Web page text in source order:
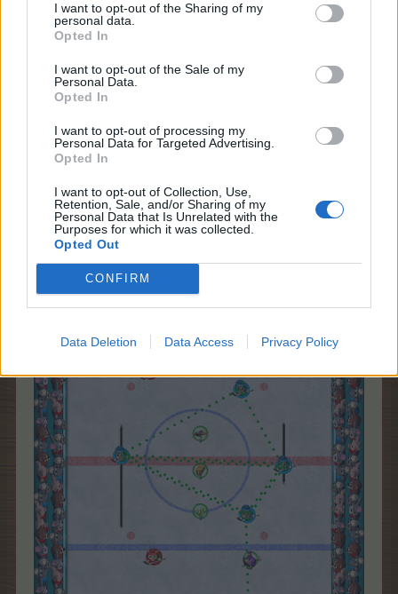
I want to opt-out of the Sharing of my
personal data.
Opted In
I want to opt-out of the Sale of my
Personal Data.
Opted In
I want to opt-out of processing my
Personal Data for Targeted Advertising.
Opted In
I want to opt-out of Collection, Use,
Retention, Sale, and/or Sharing of my
Personal Data that Is Unrelated with the
Purposes for which it was collected.
Opted Out
CONFIRM
Data Deletion Data Access Privacy Policy